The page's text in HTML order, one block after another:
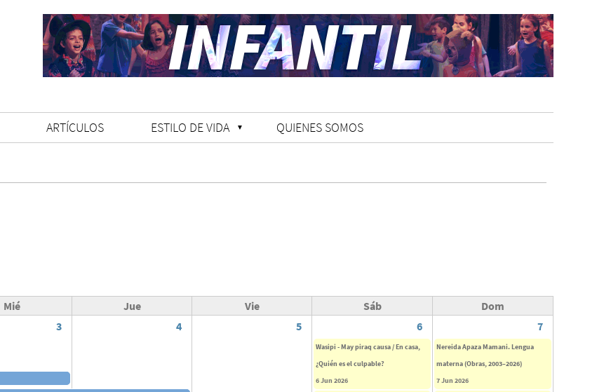
ARTÍCULOS ESTILO DE VIDA QUIENES SOMOS
Mié Jue Vie Sáb
Dom
3 4 5 6 7
Wasipi - May piraq causa / En casa,
¿Quién es el culpable?
6 Jun 2026
Nereida Apaza Mamani. Lengua
materna (Obras, 2003–2026)
7 Jun 2026